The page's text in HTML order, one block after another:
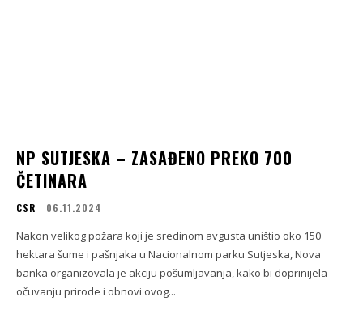
NP SUTJESKA – ZASAĐENO PREKO 700
ČETINARA
CSR 06.11.2024
Nakon velikog požara koji je sredinom avgusta uništio oko 150
hektara šume i pašnjaka u Nacionalnom parku Sutjeska, Nova
banka organizovala je akciju pošumljavanja, kako bi doprinijela
očuvanju prirode i obnovi ovog...